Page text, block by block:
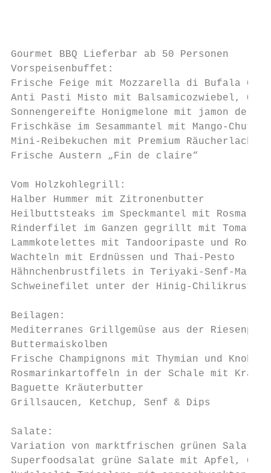
Gourmet BBQ Lieferbar ab 50 Personen
Vorspeisenbuffet:
Frische Feige mit Mozzarella di Bufala
Anti Pasti Misto mit Balsamicozwiebel, Olive
Sonnengereifte Honigmelone mit jamon de
Frischkäse im Sesammantel mit Mango-Chutney
Mini-Reibekuchen mit Premium Räucherlachs
Frische Austern „Fin de claire“
Vom Holzkohlegrill:
Halber Hummer mit Zitronenbutter
Heilbuttsteaks im Speckmantel mit Rosmarin
Rinderfilet im Ganzen gegrillt mit
Lammkotelettes mit Tandooripaste und
Wachteln mit Erdnüssen und Thai-Pesto
Hähnchenbrustfilets in Teriyaki-Senf-
Schweinefilet unter der Hinig-Chilikruste
Beilagen:
Mediterranes Grillgemüse aus der
Buttermaiskolben
Frische Champignons mit Thymian und
Rosmarinkartoffeln in der Schale mit
Baguette Kräuterbutter
Grillsaucen, Ketchup, Senf & Dips
Salate:
Variation von marktfrischen grünen Salaten
Superfoodsalat grüne Salate mit Apfel,